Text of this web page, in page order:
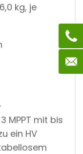
kg, je
MPPT mit bis
ein HV